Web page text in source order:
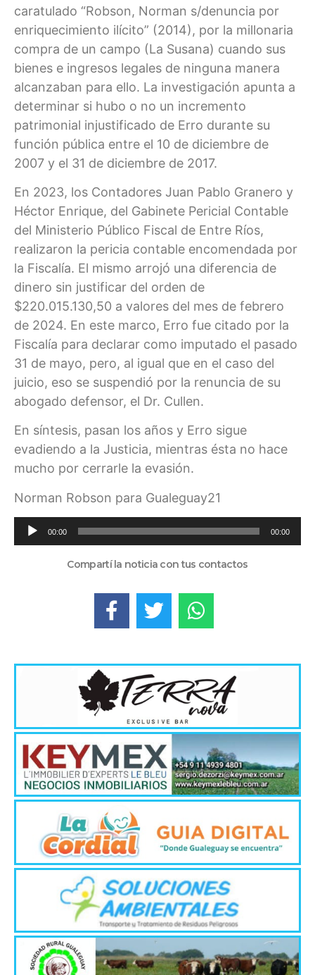
caratulado “Robson, Norman s/denuncia por
enriquecimiento ilícito” (2014), por la millonaria
compra de un campo (La Susana) cuando sus
bienes e ingresos legales de ninguna manera
alcanzaban para ello. La investigación apunta a
determinar si hubo o no un incremento
patrimonial injustificado de Erro durante su
función pública entre el 10 de diciembre de
2007 y el 31 de diciembre de 2017.
En 2023, los Contadores Juan Pablo Granero y
Héctor Enrique, del Gabinete Pericial Contable
del Ministerio Público Fiscal de Entre Ríos,
realizaron la pericia contable encomendada por
la Fiscalía. El mismo arrojó una diferencia de
dinero sin justificar del orden de
$220.015.130,50 a valores del mes de febrero
de 2024. En este marco, Erro fue citado por la
Fiscalía para declarar como imputado el pasado
31 de mayo, pero, al igual que en el caso del
juicio, eso se suspendió por la renuncia de su
abogado defensor, el Dr. Cullen.
En síntesis, pasan los años y Erro sigue
evadiendo a la Justicia, mientras ésta no hace
mucho por cerrarle la evasión.
Norman Robson para Gualeguay21
Reproductor
de
00:00 00:00
Compartí la noticia con tus contactos